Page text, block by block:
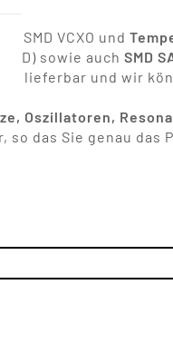
- SMD VCXO und
(SMD) sowie auch SMD
lieferbar und wir
Oszillatoren,
das Sie genau